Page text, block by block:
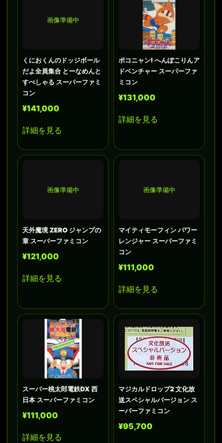
画像準備中
くにおくんのドッジボール
だよ全員集合 とーなめんと
すぺしゃる スーパーファミ
コン
¥141,000
詳細を見る
ポコニャン! へんぽこりんア
ドベンチャー スーパーファ
ミコン
¥131,000
詳細を見る
画像準備中
天外魔境 ZERO ジャンプの
章 スーパーファミコン
¥121,000
詳細を見る
画像準備中
マイティモーフィン パワー
レンジャー スーパーファミ
コン
¥111,000
詳細を見る
スーパー桃太郎電鉄DX 西
日本 スーパーファミコン
¥111,000
詳細を見る
マジカルドロップ2 文化放
送スペシャルバージョン ス
ーパーファミコン
¥95,700